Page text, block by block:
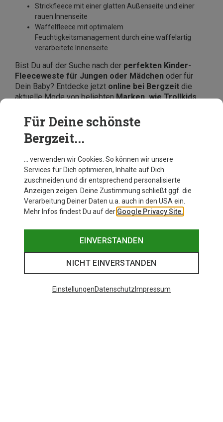
Strickfleece mit einer glatten Außenseite und einer
rauen Innenseite
Waffelfleece mit optimalem
Feuchtigkeitsmanagement durch eine waffelartig
verarbeitete Innenseite
Bist Du auf der Suche nach der perfekten Kinder-
Fleeceweste für Jungen oder Mädchen oder für
Dein Baby? Entdecke jetzt online bei Bergzeit die
aktuelle Mode von beliebtenMarken, wie Trollkids,
direkt in unserem Onlineshop zu günstigen Preisen.
Für Deine schönste
Bergzeit...
… verwenden wir Cookies. So können wir unsere
Services für Dich optimieren, Inhalte auf Dich
zuschneiden und dir entsprechend personalisierte
Anzeigen zeigen. Deine Zustimmung schließt ggf. die
Verarbeitung Deiner Daten u.a. auch in den USA ein.
Mehr Infos findest Du auf der Google Privacy Site.
EINVERSTANDEN
NICHT EINVERSTANDEN
EinstellungenDatenschutz Impressum